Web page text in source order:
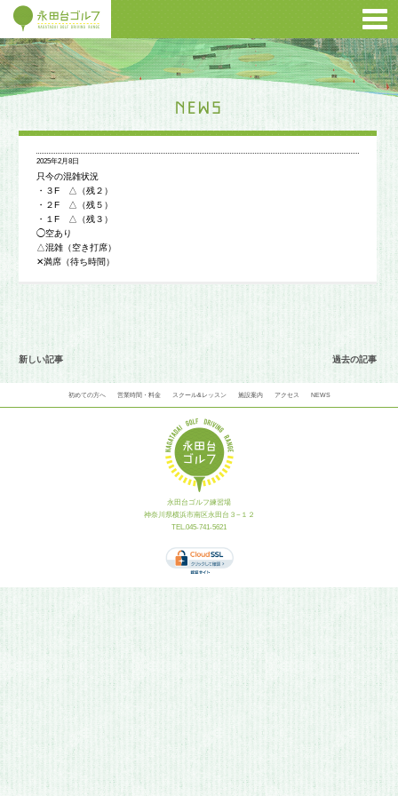
2025年2月8日
只今の混雑状況
・３F △（残２）
・２F △（残５）
・１F △（残３）
◯空あり
△混雑（空き打席）
✕満席（待ち時間）
新しい記事 過去の記事
初めての方へ 営業時間・料金 スクール&レッスン 施設案内 アクセス NEWS
永田台ゴルフ練習場
神奈川県横浜市南区永田台３−１２
TEL.045-741-5621